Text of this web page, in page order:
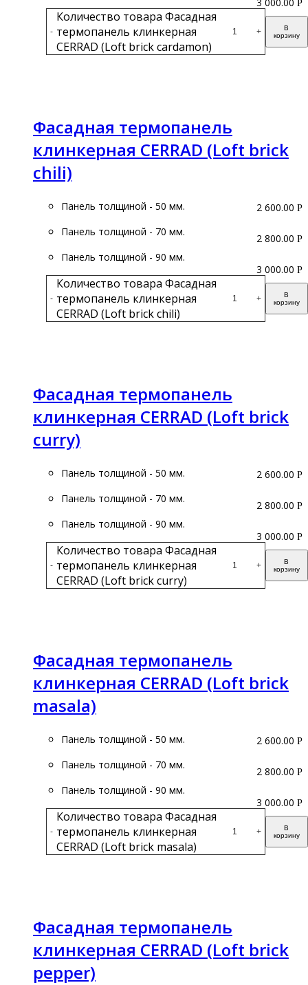
-
Количество товара Фасадная
термопанель клинкерная
CERRAD (Loft brick cardamon)
+
В
корзину
Р
Фасадная термопанель
клинкерная CERRAD (Loft brick
chili)
Панель толщиной - 50 мм.
Панель толщиной - 70 мм.
Панель толщиной - 90 мм.
-
Количество товара Фасадная
термопанель клинкерная
CERRAD (Loft brick chili)
+
В
корзину
2 600.00 Р
2 800.00 Р
3 000.00 Р
Фасадная термопанель
клинкерная CERRAD (Loft brick
curry)
Панель толщиной - 50 мм.
Панель толщиной - 70 мм.
Панель толщиной - 90 мм.
-
Количество товара Фасадная
термопанель клинкерная
CERRAD (Loft brick curry)
+
В
корзину
2 600.00 Р
2 800.00 Р
3 000.00 Р
Фасадная термопанель
клинкерная CERRAD (Loft brick
masala)
Панель толщиной - 50 мм.
Панель толщиной - 70 мм.
Панель толщиной - 90 мм.
-
Количество товара Фасадная
термопанель клинкерная
CERRAD (Loft brick masala)
+
В
корзину
2 600.00 Р
2 800.00 Р
3 000.00 Р
Фасадная термопанель
клинкерная CERRAD (Loft brick
pepper)